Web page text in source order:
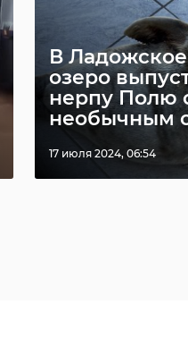
В Ладожское
озеро
нерпу Полю
необычным
17 июля 2024, 06:54